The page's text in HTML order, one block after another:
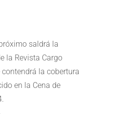
saldrá la
la Revista Cargo
la cobertura
en la Cena de